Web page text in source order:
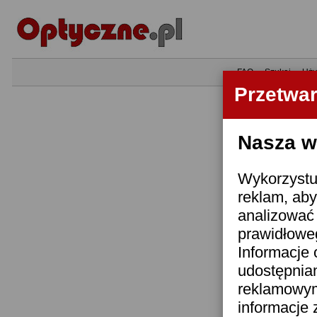
Nasza
reklam,
Informacje
informacje
•FAQ•Szukaj•